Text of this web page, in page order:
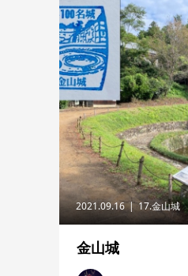
2021.09.16 17.金山城
金山城